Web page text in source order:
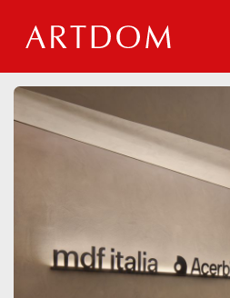
Организации
О сервисе
Организаторам